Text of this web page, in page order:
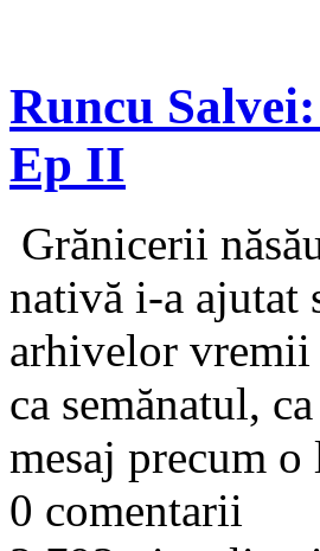
Runcu
Ep II
Grănicerii
nativă i-a ajutat
arhivelor vremii
ca semănatul,
mesaj precum
0 comentarii